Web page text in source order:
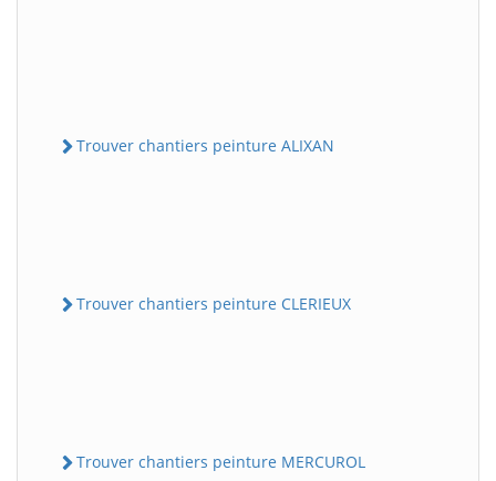
Trouver chantiers peinture ALIXAN
Trouver chantiers peinture CLERIEUX
Trouver chantiers peinture MERCUROL